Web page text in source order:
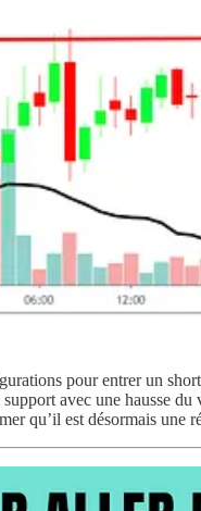
pour entrer un
support avec une hausse du
qu’il est désormais une